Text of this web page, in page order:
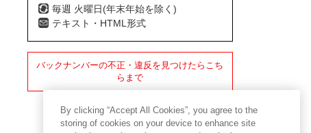
毎週 火曜日(年末年始を除く)
テキスト・HTML形式
バックナンバーの不正・違反を見つけたらこち
らまで
By clicking “Accept All Cookies”, you agree to the
storing of cookies on your device to enhance site